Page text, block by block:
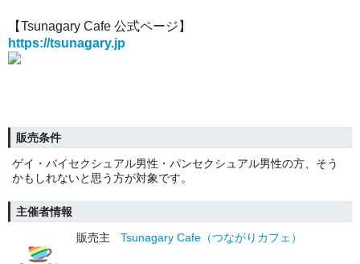
【Tsunagary Cafe 公式ページ】
https://tsunagary.jp
販売条件
ゲイ・バイセクシュアル男性・パンセクシュアル男性の方、そう
かもしれないと思う方が対象です。
主催者情報
販売主
Tsunagary Cafe（つながりカフェ）